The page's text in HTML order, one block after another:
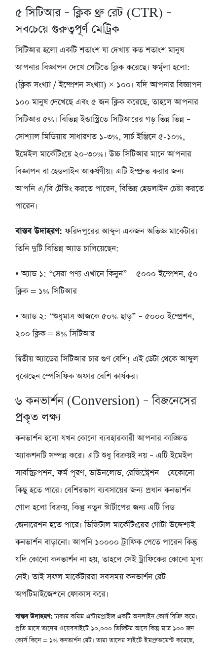
৫ সিটিআর – ক্লিক থ্রু রেট (CTR) –
সবচেয়ে গুরুত্বপূর্ণ মেট্রিক
সিটিআর হলো একটি শতাংশ যা দেখায় কত শতাংশ মানুষ
আপনার বিজ্ঞাপন দেখে সেটিতে ক্লিক করেছে। ফর্মুলা হলো:
(ক্লিক সংখ্যা / ইম্প্রেশন সংখ্যা) × ১০০। যদি আপনার বিজ্ঞাপন
১০০ মানুষ দেখেছে এবং ৫ জন ক্লিক করেছে, তাহলে আপনার
সিটিআর ৫%। বিভিন্ন ইন্ডাস্ট্রিতে সিটিআরের গড় ভিন্ন ভিন্ন –
সোশ্যাল মিডিয়ায় সাধারণত ১-৩%, সার্চ ইঞ্জিনে ৫-১০%,
ইমেইল মার্কেটিংয়ে ২০-৩০%। উচ্চ সিটিআর মানে আপনার
বিজ্ঞাপন বা হেডলাইন আকর্ষণীয়। এটি ইম্প্রুভ করার জন্য
আপনি এ/বি টেস্টিং করতে পারেন, বিভিন্ন হেডলাইন চেষ্টা করতে
পারেন।
বাস্তব উদাহরণ: ফরিদপুরের আব্দুল একজন অভিজ্ঞ মার্কেটার।
তিনি দুটি বিভিন্ন অ্যাড চালিয়েছেন:
• অ্যাড ১: “সেরা পণ্য এখানে কিনুন” – ৫০০০ ইম্প্রেশন, ৫০
ক্লিক = ১% সিটিআর
• অ্যাড ২: “শুধুমাত্র আজকে ৫০% ছাড়” – ৫০০০ ইম্প্রেশন,
২০০ ক্লিক = ৪% সিটিআর
দ্বিতীয় অ্যাডের সিটিআর চার গুণ বেশি! এই ডেটা থেকে আব্দুল
বুঝেছেন স্পেসিফিক অফার বেশি কার্যকর।
৬ কনভার্শন (Conversion) – বিজনেসের
প্রকৃত লক্ষ্য
কনভার্শন হলো যখন কোনো ব্যবহারকারী আপনার কাঙ্ক্ষিত
অ্যাকশনটি সম্পন্ন করে। এটি শুধু বিক্রয়ই নয় – এটি ইমেইল
সাবস্ক্রিপশন, ফর্ম পূরণ, ডাউনলোড, রেজিস্ট্রেশন – যেকোনো
কিছু হতে পারে। বেশিরভাগ ব্যবসায়ের জন্য প্রধান কনভার্শন
গোল হলো বিক্রয়, কিন্তু নতুন স্টার্টাপের জন্য এটি লিড
জেনারেশন হতে পারে। ডিজিটাল মার্কেটিংয়ের গোটা উদ্দেশ্যই
কনভার্শন বাড়ানো। আপনি ১০০০০ ট্রাফিক পেতে পারেন কিন্তু
যদি কোনো কনভার্শন না হয়, তাহলে সেই ট্রাফিকের কোনো মূল্য
নেই। তাই সফল মার্কেটাররা সবসময় কনভার্শন রেট
অপটিমাইজেশনে ফোকাস করে।
বাস্তব উদাহরণ:ঢাকার করিম এন্টারপ্রাইজ একটি অনলাইন কোর্স বিক্রি করে।
প্রতি মাসে তাদের ওয়েবসাইটে ১০,০০০ ভিজিটর আসে কিন্তু মাত্র ১০০ জন
কোর্স কিনে = ১% কনভার্শন রেট। তারা তাদের সাইটে ইমপ্রুভমেন্ট করেছে,